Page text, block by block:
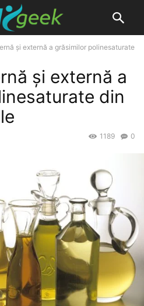
și externă a grăsimilor polinesaturate
și externă a
din
0
1189